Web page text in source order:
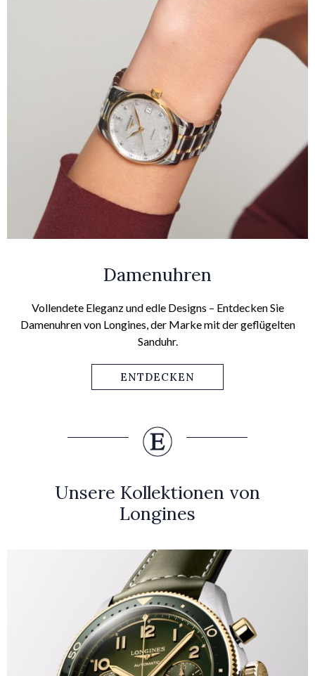
Damenuhren
Vollendete Eleganz und edle Designs – Entdecken Sie
Damenuhren von Longines, der Marke mit der geflügelten
Sanduhr.
ENTDECKEN
Unsere Kollektionen von
Longines